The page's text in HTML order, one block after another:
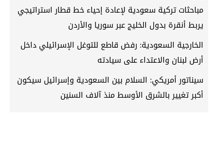
مباحثات تركية سعودية لإعادة إحياء خط قطار استراتيجي
يربط أنقرة بدول الخليج عبر سوريا والأردن
الخارجية السعودية: رفض قاطع للتوغل الإسرائيلي داخل
أرض لبنان والاعتداء على سيادته
سيناتور أمريكي: السلام بين السعودية وإسرائيل سيكون
أكبر تغيير بالشرق الأوسط منذ آلاف السنين